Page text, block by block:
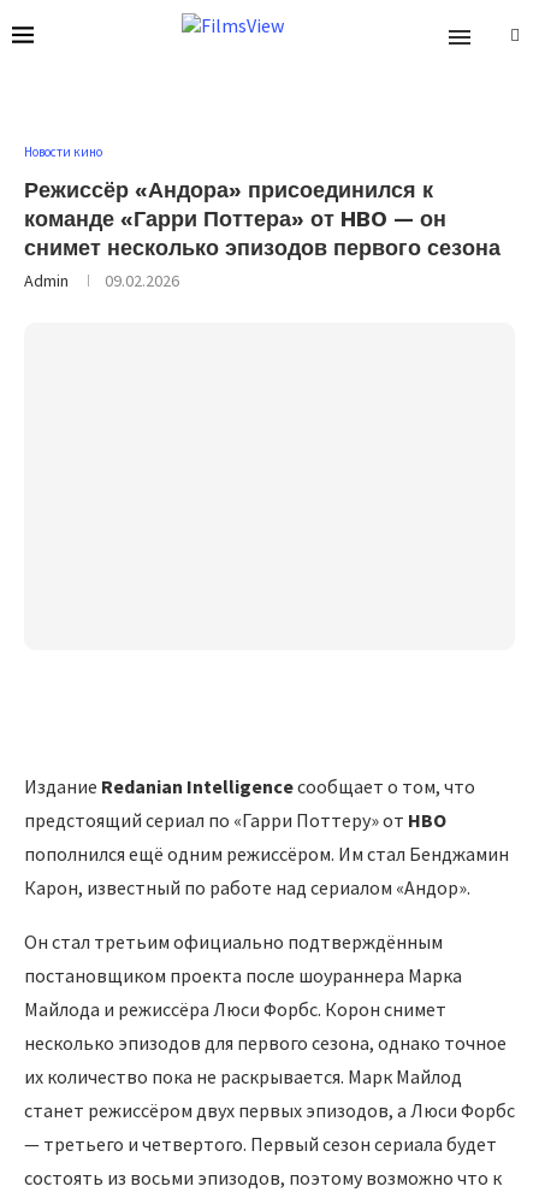
Новости кино
Режиссёр «Андора» присоединился к
команде «Гарри Поттера» от HBO — он
снимет несколько эпизодов первого сезона
Admin 09.02.2026
Издание Redanian Intelligenceсообщает о том, что
предстоящий сериал по «Гарри Поттеру» от HBO
пополнился ещё одним режиссёром. Им стал Бенджамин
Карон, известный по работе над сериалом «Андор».
Он стал третьим официально подтверждённым
постановщиком проекта после шоураннера Марка
Майлода и режиссёра Люси Форбс. Корон снимет
несколько эпизодов для первого сезона, однако точное
их количество пока не раскрывается. Марк Майлод
станет режиссёром двух первых эпизодов, а Люси Форбс
— третьего и четвертого. Первый сезон сериала будет
состоять из восьми эпизодов, поэтому возможно что к